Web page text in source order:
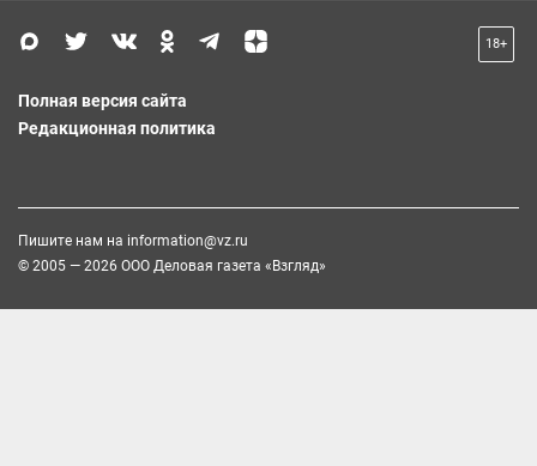
18+
Полная версия сайта
Редакционная политика
Пишите нам на information@vz.ru
© 2005 — 2026 ООО Деловая газета «Взгляд»